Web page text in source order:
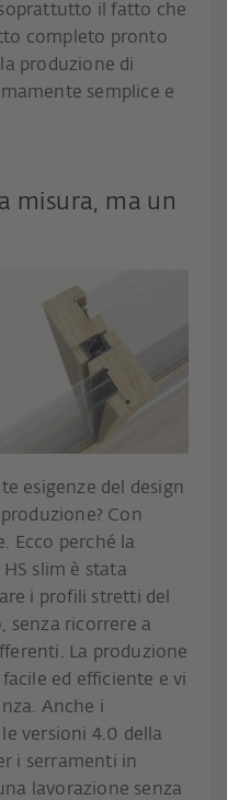
il fatto che
completo pronto
produzione di
semplice e
misura, ma un
esigenze del design
Con
Ecco perché la
slim è stata
i profili stretti del
senza ricorrere a
La produzione
ed efficiente e vi
Anche i
versioni 4.0 della
i serramenti in
lavorazione senza